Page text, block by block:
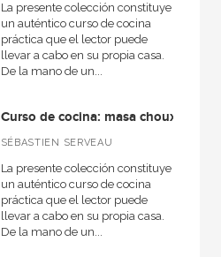
La presente colección constituye
un auténtico curso de cocina
práctica que el lector puede
llevar a cabo en su propia casa.
De la mano de un...
Curso de cocina: masa choux
SÉBASTIEN SERVEAU
La presente colección constituye
un auténtico curso de cocina
práctica que el lector puede
llevar a cabo en su propia casa.
De la mano de un...